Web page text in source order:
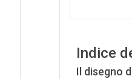
Indice
Il disegno